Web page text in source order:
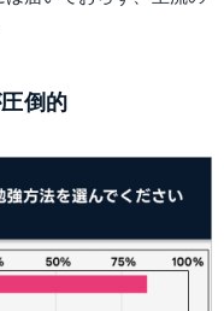
倒的